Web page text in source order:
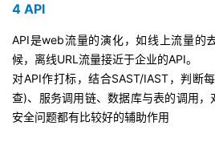
4 API
API是web流量的演化，如线上流量的
候，离线URL流量接近于企业的API。
对API作打标，结合SAST/IAST，判断
查)、服务调用链、数据库与表的调用
安全问题都有比较好的辅助作用